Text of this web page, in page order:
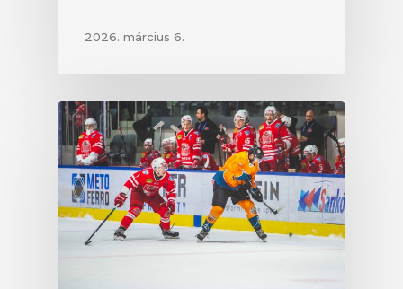
2026. március 6.